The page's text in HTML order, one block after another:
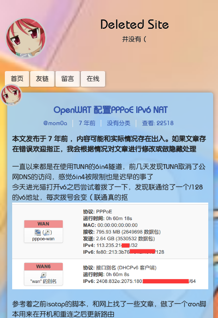
Deleted Site
并没有（
首页 友链 留言 在线
OpenWRT 配置PPPoE IPv6 NAT
@mom0a 7 年前 没有分类 查看: 22518
本文发布于 7 年前 ，内容可能和实际情况存在出入。如果文章存
在错误欢迎指正，我会根据情况对文章进行修改或做隐藏处理
一直以来都是在使用TUNA的6in4隧道，前几天发现TUNA取消了公
网DNS的访问，感觉6in4被限制也是迟早的事了
今天进光猫打开v6之后尝试着拨了一下，发现联通给了一个/128
的v6地址，每次拨号会变（联通真的抠
参考着之前isatap的脚本，和网上找了一些文章，做了一个cron脚
本用来在开机和重连之后更新路由